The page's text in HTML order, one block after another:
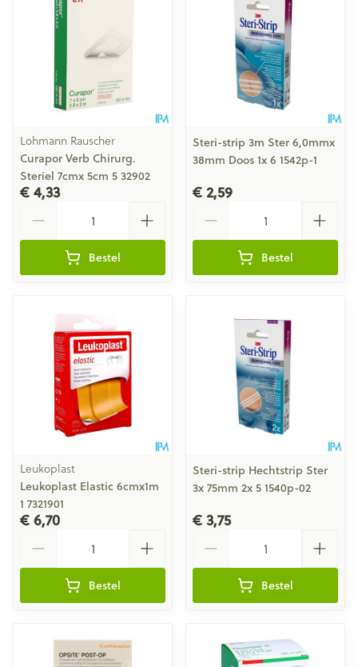
Lohmann Rauscher
Curapor Verb Chirurg.
Steriel 7cmx 5cm 5 32902
€ 4,33
Bestel
Steri-strip 3m Ster 6,0mmx
38mm Doos 1x 6 1542p-1
€ 2,59
Bestel
Leukoplast
Leukoplast Elastic 6cmx1m
1 7321901
€ 6,70
Bestel
Steri-strip Hechtstrip Ster
3x 75mm 2x 5 1540p-02
€ 3,75
Bestel